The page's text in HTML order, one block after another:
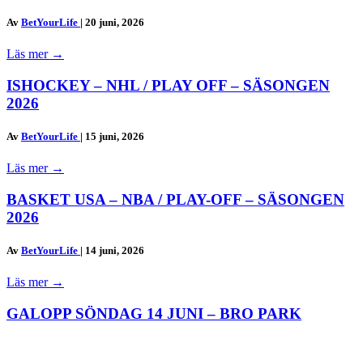
Av BetYourLife | 20 juni, 2026
Läs mer →
ISHOCKEY – NHL / PLAY OFF – SÄSONGEN
2026
Av BetYourLife | 15 juni, 2026
Läs mer →
BASKET USA – NBA / PLAY-OFF – SÄSONGEN
2026
Av BetYourLife | 14 juni, 2026
Läs mer →
GALOPP SÖNDAG 14 JUNI – BRO PARK